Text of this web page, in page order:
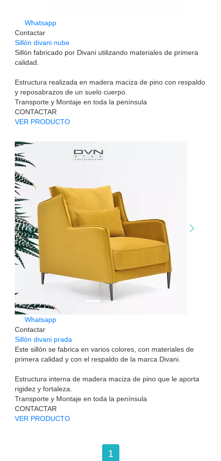
Whatsapp
Contactar
Sillón divani nube
Sillón fabricado por Divani utilizando materiales de primera
calidad.
Estructura realizada en madera maciza de pino con respaldo
y reposabrazos de un suelo cuerpo.
Transporte y Montaje en toda la península
CONTACTAR
VER PRODUCTO
Whatsapp
Contactar
Sillón divani prada
Este sillón se fabrica en varios colores, con materiales de
primera calidad y con el respaldo de la marca Divani.
Estructura interna de madera maciza de pino que le aporta
rigidez y fortaleza.
Transporte y Montaje en toda la península
CONTACTAR
VER PRODUCTO
1